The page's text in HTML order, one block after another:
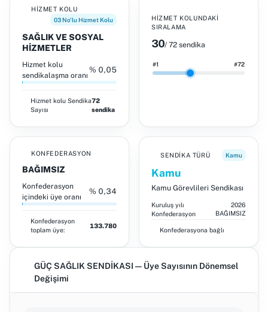
HIZMET KOLU
03 No'lu Hizmet Kolu
SAĞLIK VE SOSYAL
HİZMETLER
Hizmet kolu
sendikalaşma oranı
% 0,05
Hizmet kolu Sendika
Sayısı
72
sendika
HIZMET KOLUNDAKI
SIRALAMA
30/ 72 sendika
#1 #72
KONFEDERASYON
BAĞIMSIZ
Konfederasyon
içindeki üye oranı
% 0,34
Konfederasyon
toplam üye:
133.780
SENDIKA TÜRÜ Kamu
Kamu
Kamu Görevlileri Sendikası
Kuruluş yılı
2026
Konfederasyon
BAĞIMSIZ
Konfederasyona bağlı
GÜÇ SAĞLIK SENDİKASI — Üye Sayısının Dönemsel
Değişimi